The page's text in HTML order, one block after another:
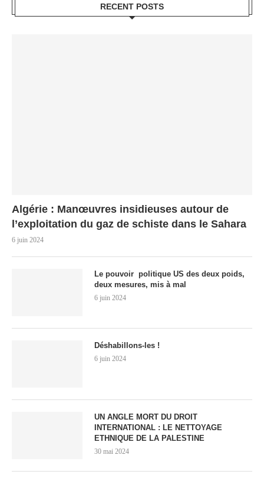
RECENT POSTS
Algérie : Manœuvres insidieuses autour de
l’exploitation du gaz de schiste dans le Sahara
6 juin 2024
Le pouvoir politique US des deux poids,
deux mesures, mis à mal
6 juin 2024
Déshabillons-les !
6 juin 2024
UN ANGLE MORT DU DROIT
INTERNATIONAL : LE NETTOYAGE
ETHNIQUE DE LA PALESTINE
30 mai 2024